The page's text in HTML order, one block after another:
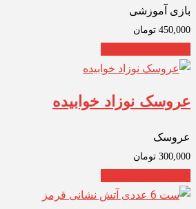
بازی آموزشی
450,000 تومان
عروسک نوزاد خوابیده
عروسک
300,000 تومان